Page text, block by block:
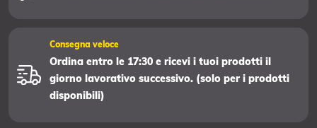
Consegna veloce
Ordina entro le 17:30 e ricevi i tuoi prodotti il
giorno lavorativo successivo. (solo per i prodotti
disponibili)